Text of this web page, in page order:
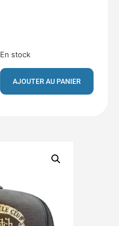
En stock
AJOUTER AU PANIER